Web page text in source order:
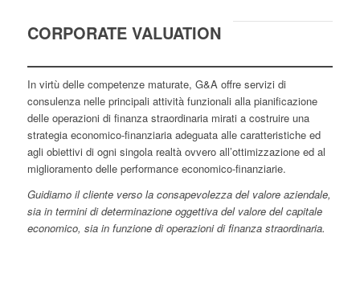
CORPORATE VALUATION
In virtù delle competenze maturate, G&A offre servizi di
consulenza nelle principali attività funzionali alla pianificazione
delle operazioni di finanza straordinaria mirati a costruire una
strategia economico-finanziaria adeguata alle caratteristiche ed
agli obiettivi di ogni singola realtà ovvero all’ottimizzazione ed al
miglioramento delle performance economico-finanziarie.
Guidiamo il cliente verso la consapevolezza del valore aziendale,
sia in termini di determinazione oggettiva del valore del capitale
economico, sia in funzione di operazioni di finanza straordinaria.